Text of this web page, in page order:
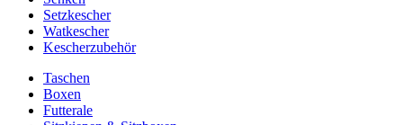
Setzkescher
Watkescher
Kescherzubehör
Taschen
Boxen
Futterale